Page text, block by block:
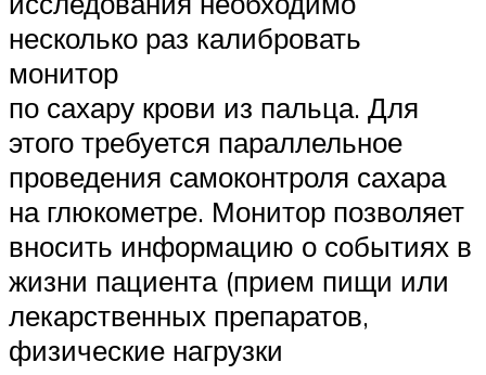
несколько раз калибровать
монитор
по сахару крови из пальца. Для
этого требуется параллельное
проведения самоконтроля сахара
на глюкометре. Монитор позволяет
вносить информацию о событиях в
жизни пациента (прием пищи или
лекарственных препаратов,
физические нагрузки